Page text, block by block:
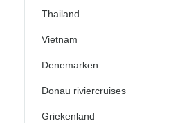
Thailand
Vietnam
Denemarken
Donau riviercruises
Griekenland